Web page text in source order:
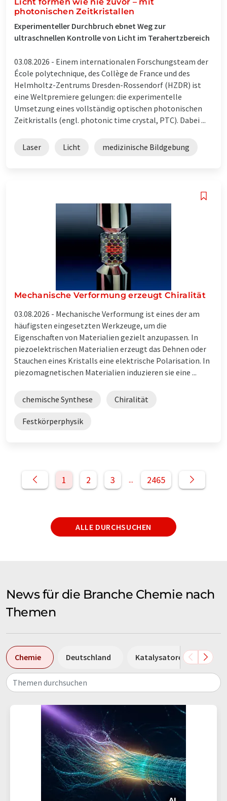
photonischen Zeitkristallen
Experimenteller Durchbruch ebnet Weg zur
ultraschnellen Kontrolle von Licht im Terahertzbereich
03.08.2026 - Einem internationalen Forschungsteam der
École polytechnique, des Collège de France und des
Helmholtz-Zentrums Dresden-Rossendorf (HZDR) ist
eine Weltpremiere gelungen: die experimentelle
Umsetzung eines vollständig optischen photonischen
Zeitkristalls (engl. photonic time crystal, PTC). Dabei ...
Laser Licht medizinische Bildgebung
Mechanische Verformung erzeugt Chiralität
03.08.2026 - Mechanische Verformung ist eines der am
häufigsten eingesetzten Werkzeuge, um die
Eigenschaften von Materialien gezielt anzupassen. In
piezoelektrischen Materialien erzeugt das Dehnen oder
Stauchen eines Kristalls eine elektrische Polarisation. In
piezomagnetischen Materialien induzieren sie eine ...
chemische Synthese Chiralität
Festkörperphysik
1 2 3 ... 2465
ALLE DURCHSUCHEN
News für die Branche Chemie nach
Themen
Chemie Deutschland Katalysatoren
Themen durchsuchen